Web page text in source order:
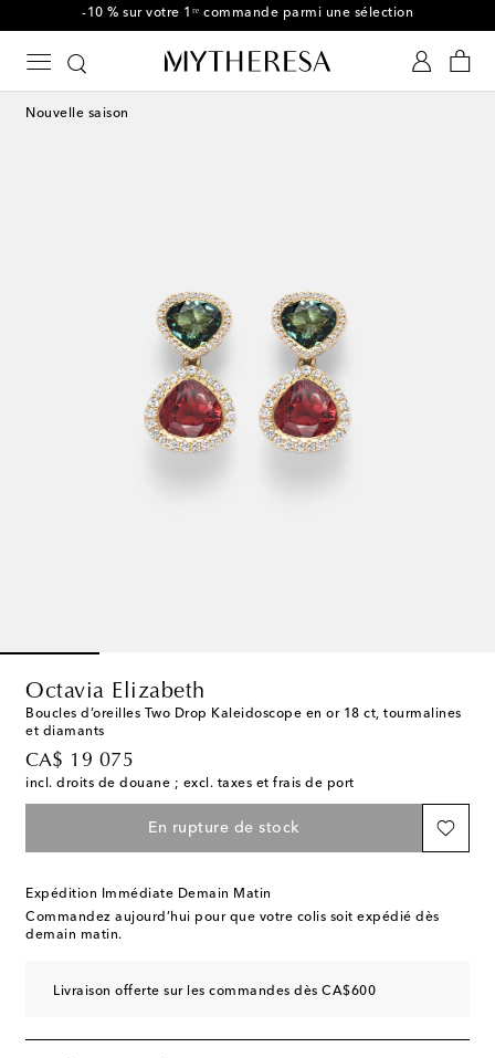
-10 % sur votre 1ʳᵉ commande parmi une sélection
Nouvelle saison
Octavia Elizabeth
Boucles d’oreilles Two Drop Kaleidoscope en or 18 ct, tourmalines
et diamants
CA$ 19 075
original price
incl. droits de douane ; excl. taxes et frais de port
En rupture de stock
Expédition Immédiate Demain Matin
Commandez aujourd’hui pour que votre colis soit expédié dès
demain matin.
Livraison offerte sur les commandes dès CA$600